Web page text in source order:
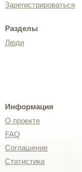
Зарегистрироваться
Разделы
Люди
Информация
О проекте
FAQ
Соглашение
Статистика